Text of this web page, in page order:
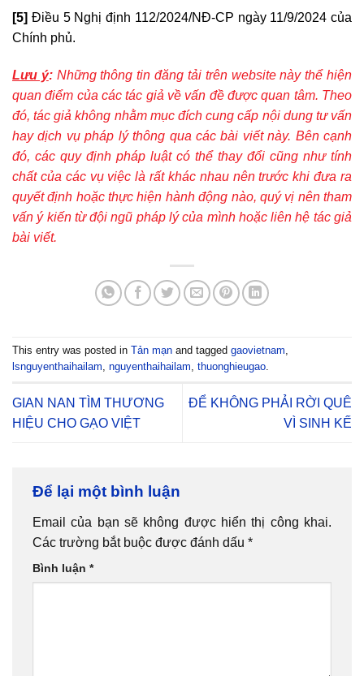
[5] Điều 5 Nghị định 112/2024/NĐ-CP ngày 11/9/2024 của
Chính phủ.
Lưu ý: Những thông tin đăng tải trên website này thể hiện
quan điểm của các tác giả về vấn đề được quan tâm. Theo
đó, tác giả không nhằm mục đích cung cấp nội dung tư vấn
hay dịch vụ pháp lý thông qua các bài viết này. Bên cạnh
đó, các quy định pháp luật có thể thay đổi cũng như tính
chất của các vụ việc là rất khác nhau nên trước khi đưa ra
quyết định hoặc thực hiện hành động nào, quý vị nên tham
vấn ý kiến từ đội ngũ pháp lý của mình hoặc liên hệ tác giả
bài viết.
This entry was posted in Tản mạn and tagged gaovietnam,
lsnguyenthaihailam, nguyenthaihailam, thuonghieugao.
GIAN NAN TÌM THƯƠNG
HIỆU CHO GẠO VIỆT
ĐỂ KHÔNG PHẢI RỜI QUÊ
VÌ SINH KẾ
Để lại một bình luận
Email của bạn sẽ không được hiển thị công khai.
Các trường bắt buộc được đánh dấu *
Bình luận *